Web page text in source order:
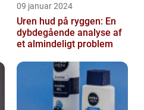
09 januar 2024
Uren hud på ryggen: En
dybdegående analyse af
et almindeligt problem